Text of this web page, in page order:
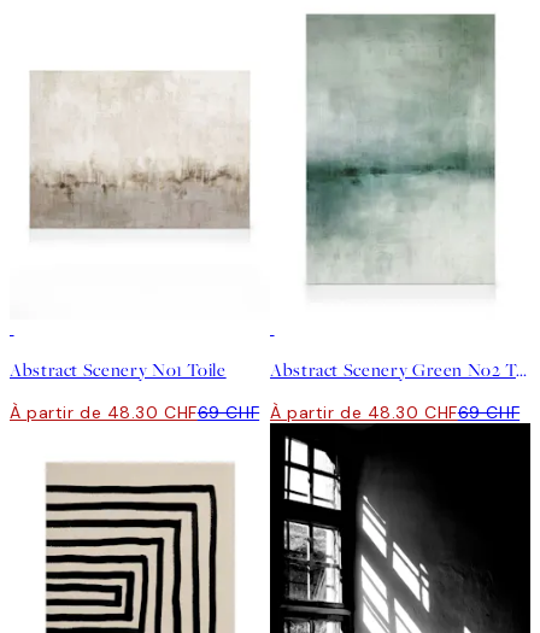
Abstract Scenery No1 Toile
À partir de 48.30 CHF69 CHF
Abstract Scenery Green No2 Toile
À partir de 48.30 CHF69 CHF